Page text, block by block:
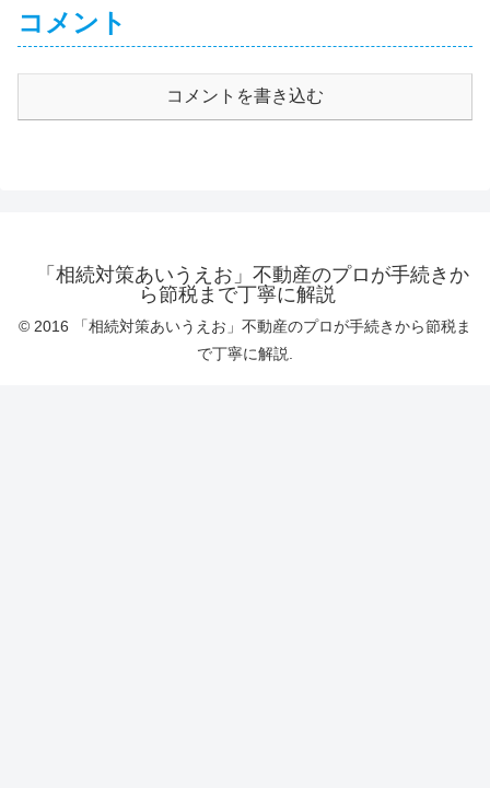
コメント
コメントを書き込む
「相続対策あいうえお」不動産のプロが手続きか
ら節税まで丁寧に解説
© 2016 「相続対策あいうえお」不動産のプロが手続きから節税ま
で丁寧に解説.